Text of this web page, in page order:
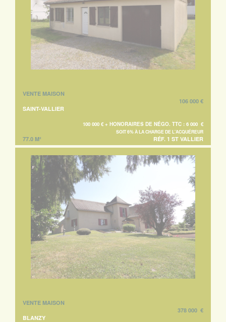
VENTE MAISON
106 000 €
SAINT-VALLIER
100 000 € + HONORAIRES DE NÉGO. TTC : 6 000 €
SOIT 6% À LA CHARGE DE L'ACQUÉREUR
77.0 M² RÉF. 1 ST VALLIER
VENTE MAISON
378 000 €
BLANZY